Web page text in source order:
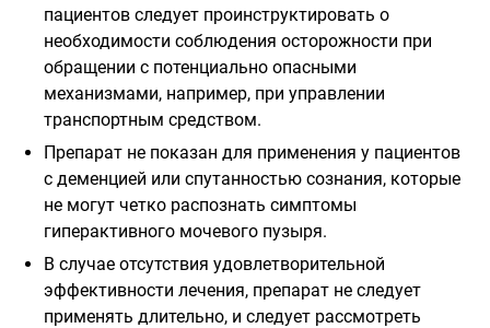
пациентов следует проинструктировать о
необходимости соблюдения осторожности при
обращении с потенциально опасными
механизмами, например, при управлении
транспортным средством.
Препарат не показан для применения у пациентов
с деменцией или спутанностью сознания, которые
не могут четко распознать симптомы
гиперактивного мочевого пузыря.
В случае отсутствия удовлетворительной
эффективности лечения, препарат не следует
применять длительно, и следует рассмотреть